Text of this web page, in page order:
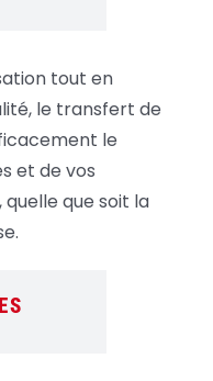
tout en
le transfert de
le
et de vos
que soit la